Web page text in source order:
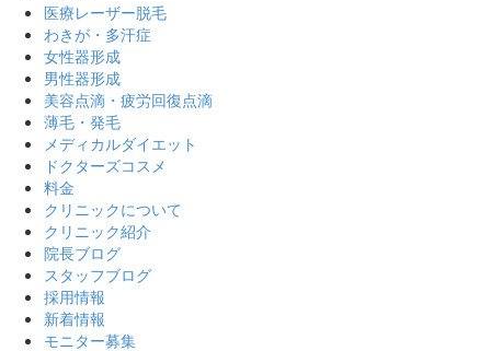
医療レーザー脱毛
わきが・多汗症
女性器形成
男性器形成
美容点滴・疲労回復点滴
薄毛・発毛
メディカルダイエット
ドクターズコスメ
料金
クリニックについて
クリニック紹介
院長ブログ
スタッフブログ
採用情報
新着情報
モニター募集